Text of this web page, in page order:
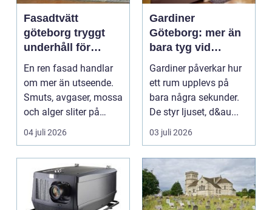
Fasadtvätt
göteborg tryggt
underhåll för
hållbara fasader
En ren fasad handlar
om mer än utseende.
Smuts, avgaser, mossa
och alger sliter på
materialen och ka...
04 juli 2026
Gardiner
Göteborg: mer än
bara tyg vid
fönstret
Gardiner påverkar hur
ett rum upplevs på
bara några sekunder.
De styr ljuset, d&au...
03 juli 2026